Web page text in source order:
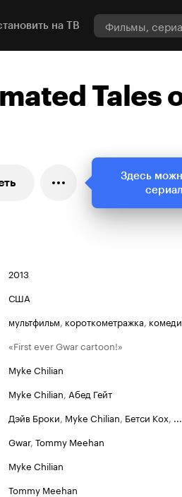
на ТВ
Tales
2013
США
мультфильм, короткометражка,
«First ever Gwar cartoon!»
Myke Chilian
Myke Chilian, Абед Гейт
Дэйв Броки, Myke Chilian, Бетси Кох, ...
Gwar, Tommy Meehan
Myke Chilian
Tommy Meehan
Здесь